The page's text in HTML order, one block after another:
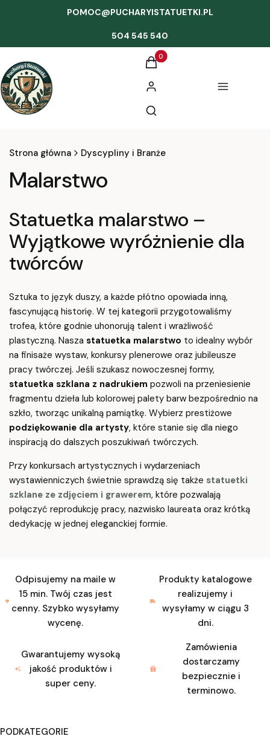
POMOC@PUCHARYISTATUETKI.PL
504 545 540
Produkty w koszyku: 0.
Koszyk
Zaloguj się
Otwórz wyszukiwarkę
Szukaj
Menu
Strona główna Dyscypliny i Branże
Malarstwo
Statuetka malarstwo –
Wyjątkowe wyróżnienie dla
twórców
Sztuka to język duszy, a każde płótno opowiada inną,
fascynującą historię. W tej kategorii przygotowaliśmy
trofea, które godnie uhonorują talent i wrażliwość
plastyczną. Nasza statuetka malarstwo to idealny wybór
na finisaże wystaw, konkursy plenerowe oraz jubileusze
pracy twórczej. Jeśli szukasz nowoczesnej formy,
statuetka szklana z nadrukiem pozwoli na przeniesienie
fragmentu dzieła lub kolorowej palety barw bezpośrednio na
szkło, tworząc unikalną pamiątkę. Wybierz prestiżowe
podziękowanie dla artysty, które stanie się dla niego
inspiracją do dalszych poszukiwań twórczych.
Przy konkursach artystycznych i wydarzeniach
wystawienniczych świetnie sprawdzą się także statuetki
szklane ze zdjęciem i grawerem, które pozwalają
połączyć reprodukcję pracy, nazwisko laureata oraz krótką
dedykację w jednej eleganckiej formie.
Odpisujemy na maile w
15 min. Twój czas jest
cenny. Szybko wysyłamy
wycenę.
Produkty katalogowe
realizujemy i
wysyłamy w ciągu 3
dni.
Gwarantujemy wysoką
jakość produktów i
super ceny.
Zamówienia
dostarczamy
bezpiecznie i
terminowo.
PODKATEGORIE